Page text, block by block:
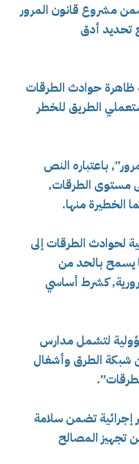
مشروع قانون المرور
تحديد أدق
ظاهرة حوادث الطرقات
الطريق للخطر
باعتباره النص
مستوى الطرقات,
الخطيرة منها.
لحوادث الطرقات إلى
يسمح بالحد من
كشرط أساسي
لتشمل مدارس
شبكة الطرق وأشغال
إجرائية تضمن سلامة
تجهيز المصالح